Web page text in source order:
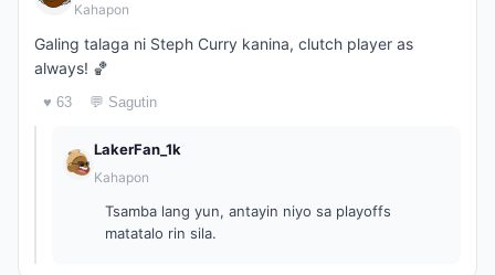
Kahapon
Galing talaga ni Steph Curry kanina, clutch player as
always! 🏀
♥ 63 💬 Sagutin
LakerFan_1k
Kahapon
Tsamba lang yun, antayin niyo sa playoffs
matatalo rin sila.